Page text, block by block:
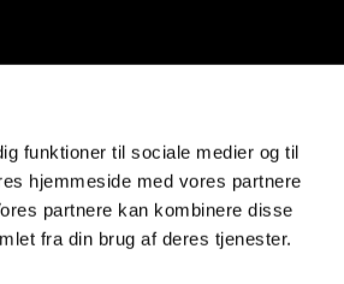
funktioner til sociale medier og til
hjemmeside med vores partnere
partnere kan kombinere disse
fra din brug af deres tjenester.